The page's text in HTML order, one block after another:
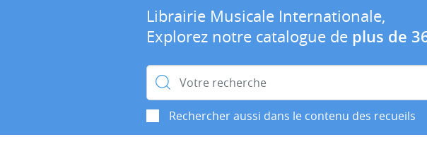
Librairie Musicale Internationale,
Explorez notre catalogue de plus de
Rechercher :
Rechercher aussi dans le contenu des recueils